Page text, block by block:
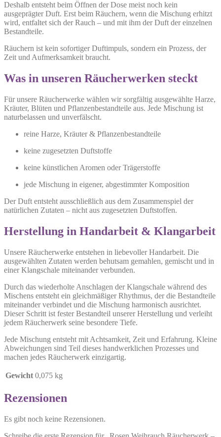
Deshalb entsteht beim Öffnen der Dose meist noch kein
ausgeprägter Duft. Erst beim Räuchern, wenn die Mischung erhitzt
wird, entfaltet sich der Rauch – und mit ihm der Duft der einzelnen
Bestandteile.
Räuchern ist kein sofortiger Duftimpuls, sondern ein Prozess, der
Zeit und Aufmerksamkeit braucht.
Was in unseren Räucherwerken steckt
Für unsere Räucherwerke wählen wir sorgfältig ausgewählte Harze,
Kräuter, Blüten und Pflanzenbestandteile aus. Jede Mischung ist
naturbelassen und unverfälscht.
reine Harze, Kräuter & Pflanzenbestandteile
keine zugesetzten Duftstoffe
keine künstlichen Aromen oder Trägerstoffe
jede Mischung in eigener, abgestimmter Komposition
Der Duft entsteht ausschließlich aus dem Zusammenspiel der
natürlichen Zutaten – nicht aus zugesetzten Duftstoffen.
Herstellung in Handarbeit & Klangarbeit
Unsere Räucherwerke entstehen in liebevoller Handarbeit. Die
ausgewählten Zutaten werden behutsam gemahlen, gemischt und in
einer Klangschale miteinander verbunden.
Durch das wiederholte Anschlagen der Klangschale während des
Mischens entsteht ein gleichmäßiger Rhythmus, der die Bestandteile
miteinander verbindet und die Mischung harmonisch ausrichtet.
Dieser Schritt ist fester Bestandteil unserer Herstellung und verleiht
jedem Räucherwerk seine besondere Tiefe.
Jede Mischung entsteht mit Achtsamkeit, Zeit und Erfahrung. Kleine
Abweichungen sind Teil dieses handwerklichen Prozesses und
machen jedes Räucherwerk einzigartig.
Gewicht 0,075 kg
Rezensionen
Es gibt noch keine Rezensionen.